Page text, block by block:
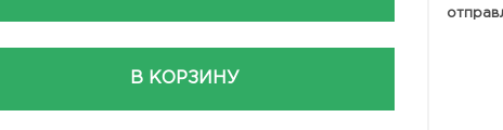
В КОРЗИНУ